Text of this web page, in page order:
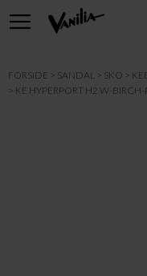
FORSIDE SANDAL SKO
KE HYPERPORT H2 W-